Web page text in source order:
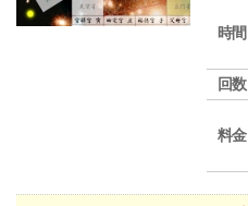
時間
回数
料金